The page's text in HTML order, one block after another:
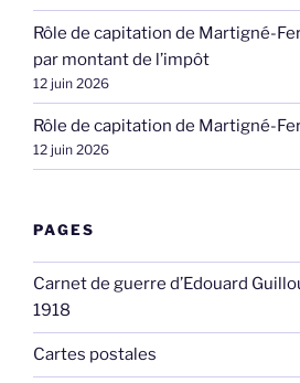
Rôle de capitation de Martigné-
par montant de l’impôt
12 juin 2026
Rôle de capitation de Martigné-
12 juin 2026
PAGES
Carnet de guerre d’Edouard
1918
Cartes postales